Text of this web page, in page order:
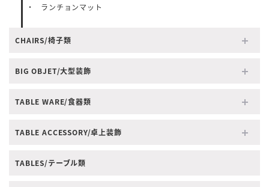
ランチョンマット
CHAIRS/椅子類
BIG OBJET/大型装飾
TABLE WARE/食器類
TABLE ACCESSORY/卓上装飾
TABLES/テーブル類